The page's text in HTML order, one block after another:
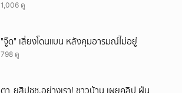
1,006 ดู
"จู๊ด" เสี่ยงโดนแบน หลังคุมอารมณ์ไม่อยู่
798 ดู